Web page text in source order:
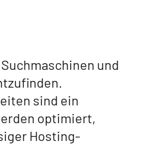
und
sind ein
optimiert,
Hosting-